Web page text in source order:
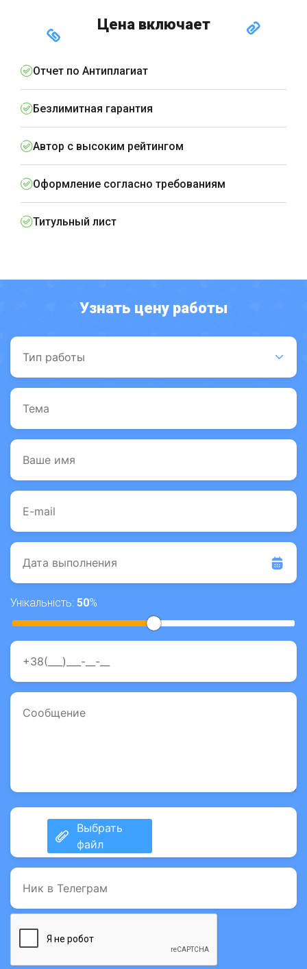
Цена включает
Отчет по Антиплагиат
Безлимитная гарантия
Автор с высоким рейтингом
Оформление согласно требованиям
Титульный лист
Узнать цену работы
Унікальність: 50%